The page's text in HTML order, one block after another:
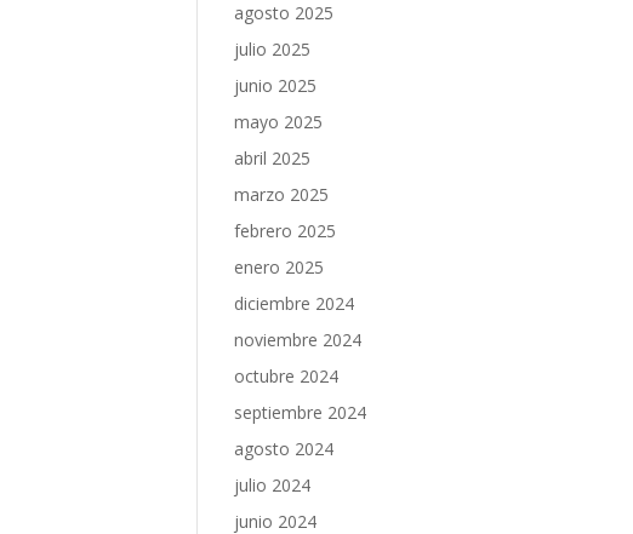
agosto 2025
julio 2025
junio 2025
mayo 2025
abril 2025
marzo 2025
febrero 2025
enero 2025
diciembre 2024
noviembre 2024
octubre 2024
septiembre 2024
agosto 2024
julio 2024
junio 2024